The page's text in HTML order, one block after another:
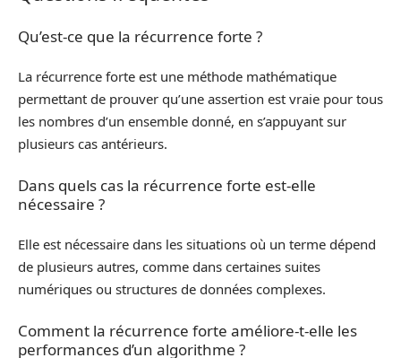
Qu’est-ce que la récurrence forte ?
La récurrence forte est une méthode mathématique
permettant de prouver qu’une assertion est vraie pour tous
les nombres d’un ensemble donné, en s’appuyant sur
plusieurs cas antérieurs.
Dans quels cas la récurrence forte est-elle
nécessaire ?
Elle est nécessaire dans les situations où un terme dépend
de plusieurs autres, comme dans certaines suites
numériques ou structures de données complexes.
Comment la récurrence forte améliore-t-elle les
performances d’un algorithme ?